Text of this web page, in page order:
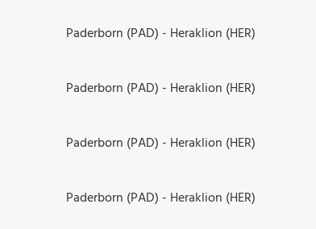
Paderborn (PAD) - Heraklion (HER)
Paderborn (PAD) - Heraklion (HER)
Paderborn (PAD) - Heraklion (HER)
Paderborn (PAD) - Heraklion (HER)